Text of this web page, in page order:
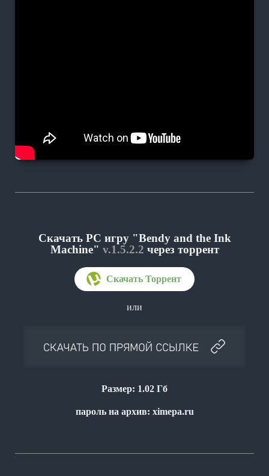
Скачать PC игру "Bendy and the Ink
Machine" v.1.5.2.2 через торрент
или
Размер: 1.02 Гб
пароль на архив: ximepa.ru